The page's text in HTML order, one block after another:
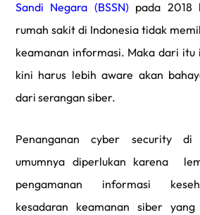
Sandi Negara (BSSN) pada 2018
rumah sakit di Indonesia tidak
keamanan informasi. Maka dari itu
kini harus lebihaware akan
dari serangan siber.
Penanganan cyber security di
umumnya diperlukan karena
pengamanan informasi
kesadaran keamanan siber